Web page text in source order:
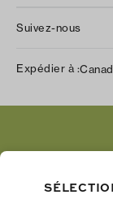
Retours et
Expédition et
Carrières
Suivez-nous
Facebook
Pinterest
YouTube
Expédier à :